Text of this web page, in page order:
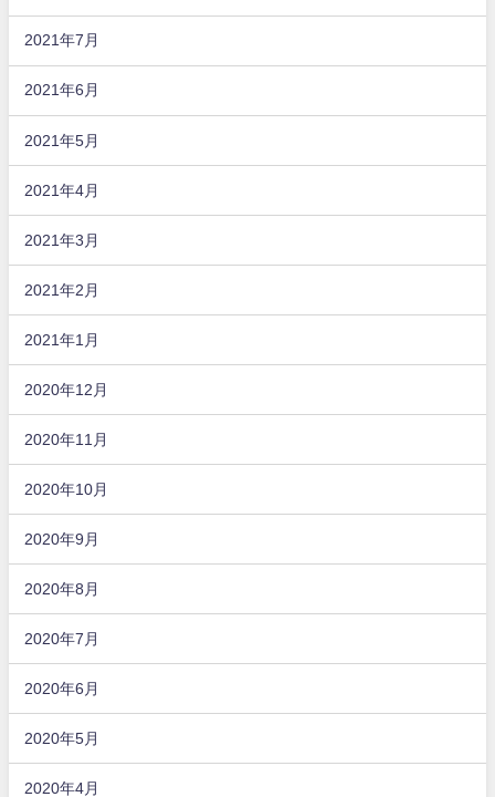
2021年7月
2021年6月
2021年5月
2021年4月
2021年3月
2021年2月
2021年1月
2020年12月
2020年11月
2020年10月
2020年9月
2020年8月
2020年7月
2020年6月
2020年5月
2020年4月